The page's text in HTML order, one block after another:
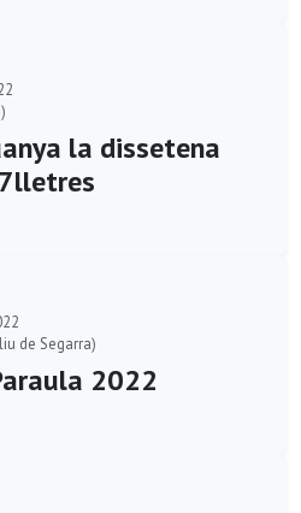
la dissetena
de Segarra)
2022